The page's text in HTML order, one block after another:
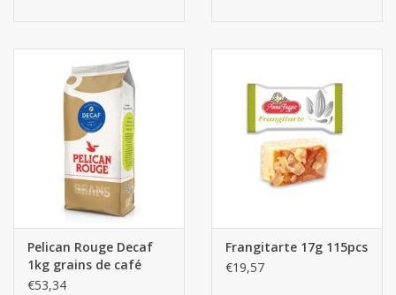
Pelican Rouge Decaf
1kg grains de café
€53,34
Frangitarte 17g 115pcs
€19,57